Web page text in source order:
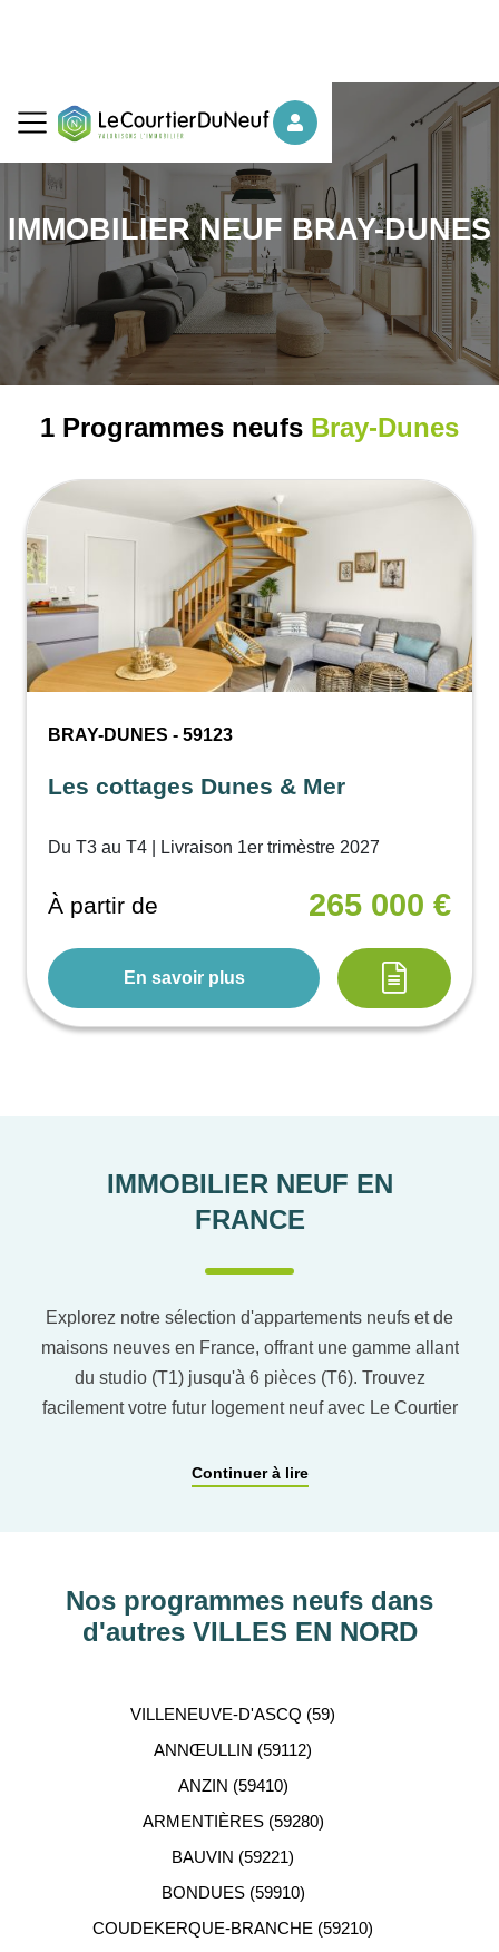
IMMOBILIER NEUF BRAY-DUNES
1 Programmes neufs Bray-Dunes
BRAY-DUNES - 59123
Les cottages Dunes & Mer
Du T3 au T4 | Livraison 1er trimèstre 2027
À partir de 265 000 €
En savoir plus
IMMOBILIER NEUF EN
FRANCE
Explorez notre sélection d'appartements neufs et de
maisons neuves en France, offrant une gamme allant
du studio (T1) jusqu'à 6 pièces (T6). Trouvez
facilement votre futur logement neuf avec Le Courtier
pour affiner vos critères. Vous pourrez également
ACCOMPAGNEMENT
Notre équipe de conseillers se tient gratuitement à
Continuer à lire
Nos programmes neufs dans
d'autres VILLES EN NORD
VILLENEUVE-D'ASCQ (59)
ANNŒULLIN (59112)
ANZIN (59410)
ARMENTIÈRES (59280)
BAUVIN (59221)
BONDUES (59910)
COUDEKERQUE-BRANCHE (59210)